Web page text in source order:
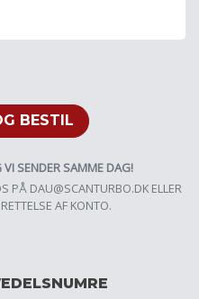
BESTIL
VI SENDER SAMME DAG!
PÅ DAU@SCANTURBO.DKELLER
AF KONTO.